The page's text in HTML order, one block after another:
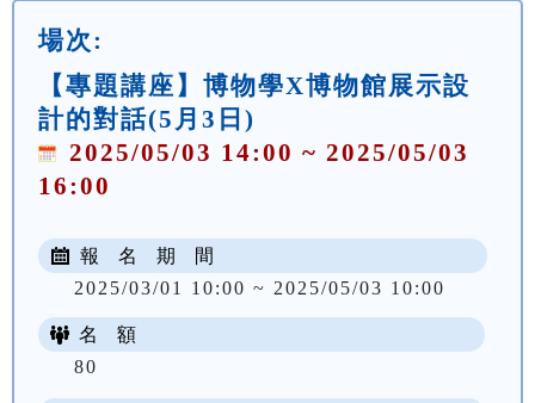
場次:
【專題講座】博物學X博物館展示設
計的對話(5月3日)
2025/05/03 14:00 ~ 2025/05/03
16:00
報 名 期 間
2025/03/01 10:00 ~ 2025/05/03 10:00
名 額
80